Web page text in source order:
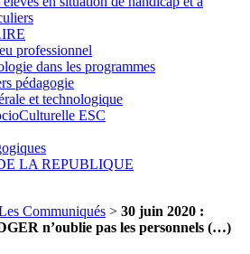
professionnel
dans les programmes
pédagogie
et technologique
ESC
LA REPUBLIQUE
Communiqués > 30 juin 2020 :
n’oublie pas les personnels (…)